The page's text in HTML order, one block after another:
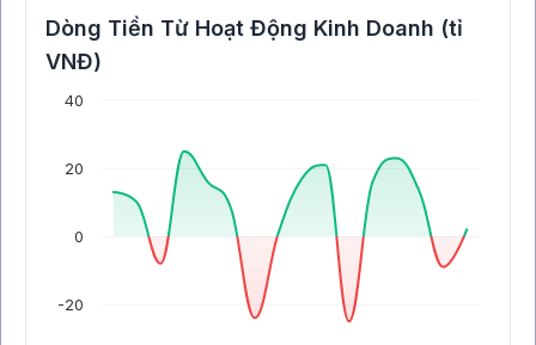
Dòng Tiền Từ Hoạt Động Kinh Doanh (tỉ
VNĐ)
-20
0
20
40